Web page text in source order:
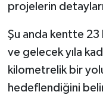
projelerin
Şu anda kentte 23
ve gelecek yıla
kilometrelik bir
hedeflendiğini
SEÇİM 2014
KİM KİMDİR